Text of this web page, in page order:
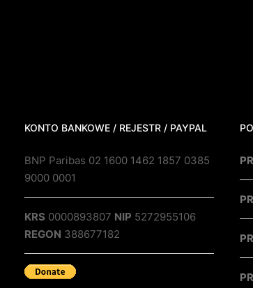
KONTO BANKOWE / REJESTR / PAYPAL
BNP Paribas 02 1600 1462 1857 0385
9000 0001
KRS 0000893807 NIP 5272955106
REGON 388677182